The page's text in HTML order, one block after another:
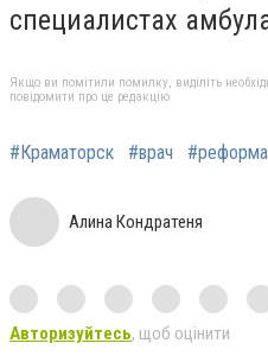
специалистах
Якщо ви помітили помилку, виділіть
повідомити про це редакцію
#Краматорск #врач #реформа
Алина Кондратеня
Авторизуйтесь, щоб оцінити